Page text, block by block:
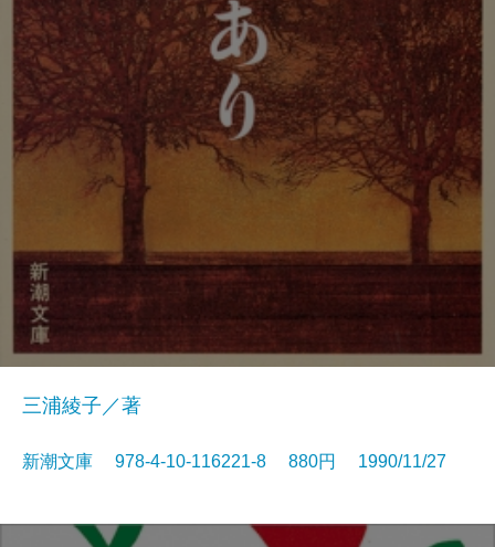
三浦綾子／著
新潮文庫 978-4-10-116221-8 880円 1990/11/27